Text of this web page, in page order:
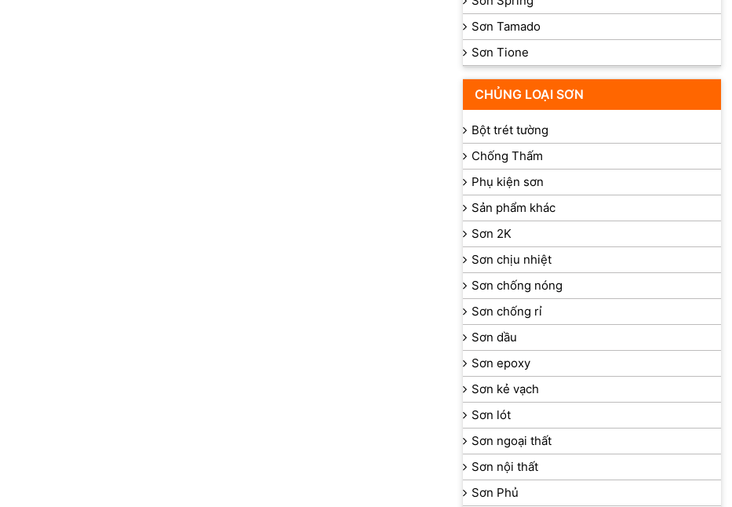
Sơn Tamado
Sơn Tione
CHỦNG LOẠI SƠN
Bột trét tường
Chống Thấm
Phụ kiện sơn
Sản phẩm khác
Sơn 2K
Sơn chịu nhiệt
Sơn chống nóng
Sơn chống rỉ
Sơn dầu
Sơn epoxy
Sơn kẻ vạch
Sơn lót
Sơn ngoại thất
Sơn nội thất
Sơn Phủ